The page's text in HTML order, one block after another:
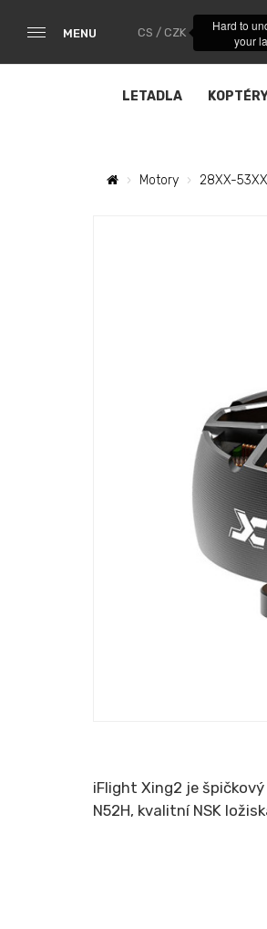
MENU CS / CZK
Hard to
your
LETADLA
Motory 28XX-53XX
iFlight Xing2 je
N52H, kvalitní NSK